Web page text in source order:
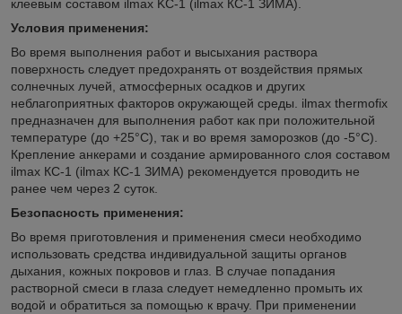
клеевым составом ilmax KC-1 (ilmax КС-1 ЗИМА).
Условия применения:
Во время выполнения работ и высыхания раствора
поверхность следует предохранять от воздействия прямых
солнечных лучей, атмосферных осадков и других
неблагоприятных факторов окружающей среды. ilmax thermofix
предназначен для выполнения работ как при положительной
температуре (до +25°С), так и во время заморозков (до -5°С).
Крепление анкерами и создание армированного слоя составом
ilmax КС-1 (ilmax КС-1 ЗИМА) рекомендуется проводить не
ранее чем через 2 суток.
Безопасность применения:
Во время приготовления и применения смеси необходимо
использовать средства индивидуальной защиты органов
дыхания, кожных покровов и глаз. В случае попадания
растворной смеси в глаза следует немедленно промыть их
водой и обратиться за помощью к врачу. При применении